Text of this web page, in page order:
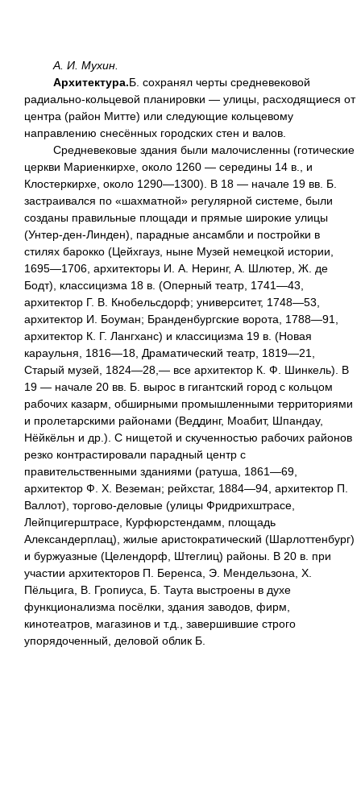
А. И. Мухин.
Архитектура.Б. сохранял черты средневековой
радиально-кольцевой планировки — улицы, расходящиеся от
центра (район Митте) или следующие кольцевому
направлению снесённых городских стен и валов.
Средневековые здания были малочисленны (готические
церкви Мариенкирхе, около 1260 — середины 14 в., и
Клостеркирхе, около 1290—1300). В 18 — начале 19 вв. Б.
застраивался по «шахматной» регулярной системе, были
созданы правильные площади и прямые широкие улицы
(Унтер-ден-Линден), парадные ансамбли и постройки в
стилях барокко (Цейхгауз, ныне Музей немецкой истории,
1695—1706, архитекторы И. А. Неринг, А. Шлютер, Ж. де
Бодт), классицизма 18 в. (Оперный театр, 1741—43,
архитектор Г. В. Кнобельсдорф; университет, 1748—53,
архитектор И. Боуман; Бранденбургские ворота, 1788—91,
архитектор К. Г. Лангханс) и классицизма 19 в. (Новая
караульня, 1816—18, Драматический театр, 1819—21,
Старый музей, 1824—28,— все архитектор К. Ф. Шинкель). В
19 — начале 20 вв. Б. вырос в гигантский город с кольцом
рабочих казарм, обширными промышленными территориями
и пролетарскими районами (Веддинг, Моабит, Шпандау,
Нёйкёльн и др.). С нищетой и скученностью рабочих районов
резко контрастировали парадный центр с
правительственными зданиями (ратуша, 1861—69,
архитектор Ф. Х. Веземан; рейхстаг, 1884—94, архитектор П.
Валлот), торгово-деловые (улицы Фридрихштрасе,
Лейпцигерштрасе, Курфюрстендамм, площадь
Александерплац), жилые аристократический (Шарлоттенбург)
и буржуазные (Целендорф, Штеглиц) районы. В 20 в. при
участии архитекторов П. Беренса, Э. Мендельзона, Х.
Пёльцига, В. Гропиуса, Б. Таута выстроены в духе
функционализма посёлки, здания заводов, фирм,
кинотеатров, магазинов и т.д., завершившие строго
упорядоченный, деловой облик Б.